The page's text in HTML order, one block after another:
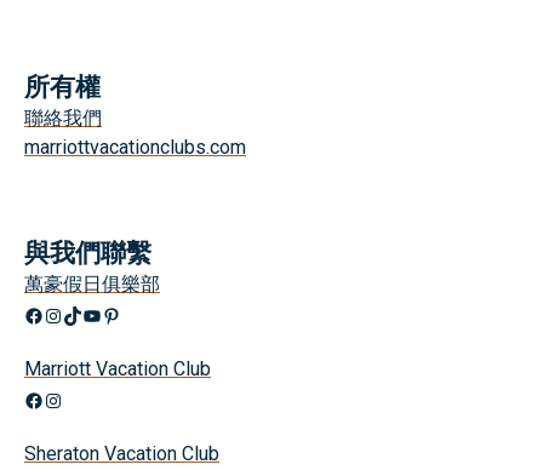
所有權
聯絡我們
marriottvacationclubs.com
與我們聯繫
萬豪假日俱樂部
Facebook
Instagram
TikTok
YouTube
興趣
Marriott Vacation Club
Facebook
Instagram
Sheraton Vacation Club